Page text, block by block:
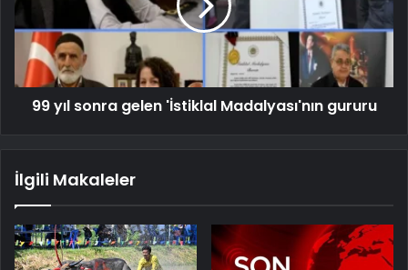
99 yıl sonra gelen 'İstiklal Madalyası'nın gururu
İlgili Makaleler